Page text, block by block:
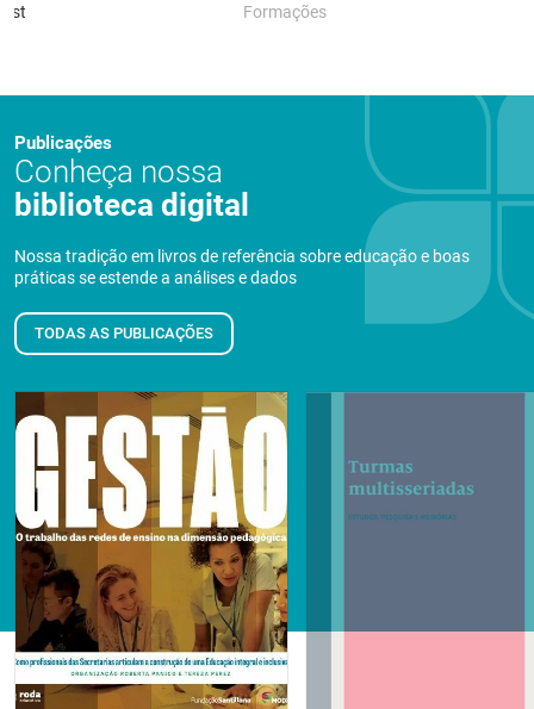
Formações
Publicações
Conheça nossa
biblioteca digital
Nossa tradição em livros de referência sobre educação e boas
práticas se estende a análises e dados
TODAS AS PUBLICAÇÕES